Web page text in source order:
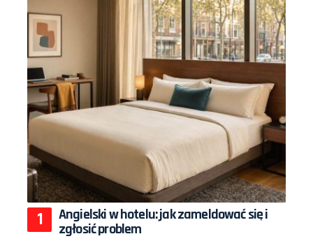
Angielski w hotelu: jak zameldować się i
zgłosić problem